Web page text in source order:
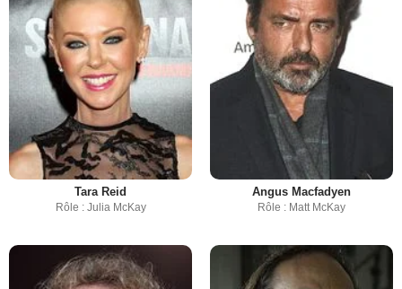
Tara Reid
Rôle : Julia McKay
Angus Macfadyen
Rôle : Matt McKay